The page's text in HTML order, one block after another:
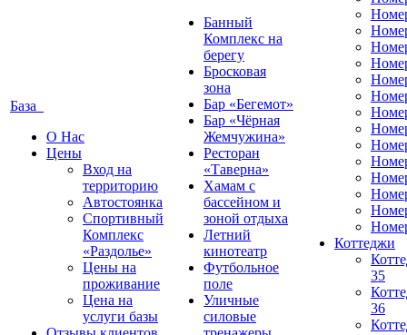
База
О Нас
Цены
Вход на
территорию
Автостоянка
Спортивный
Комплекс
«Раздолье»
Цены на
проживание
Цена на
услуги базы
Банный
Комплекс на
берегу
Бросковая
зона
Бар «Бегемот»
Бар «Чёрная
Жемчужина»
Ресторан
«Таверна»
Хамам с
бассейном и
зоной отдыха
Летний
кинотеатр
Футбольное
поле
Уличные
силовые
Коттеджи
35
36